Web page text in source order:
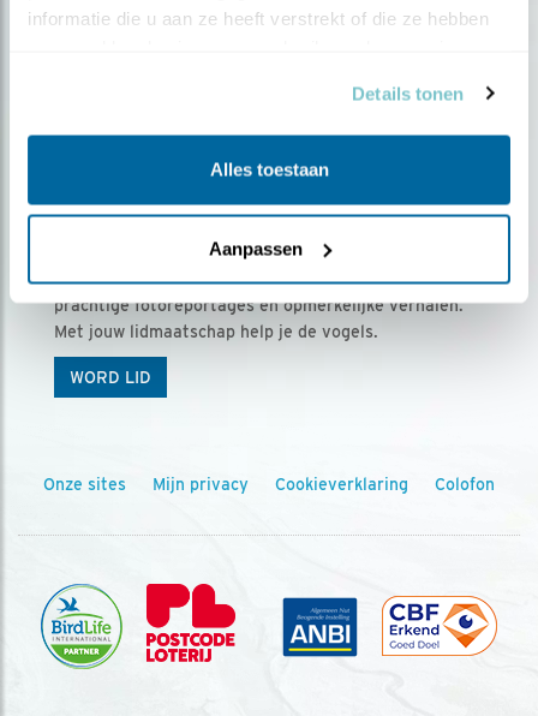
informatie die u aan ze heeft verstrekt of die ze hebben
Details tonen
Alles toestaan
Aanpassen
Ontvang 5 x Vogels voor € 36,00 per jaar
Vogels is het tijdschrift voor onze leden, met
prachtige fotoreportages en opmerkelijke verhalen.
Met jouw lidmaatschap help je de vogels.
WORD LID
Onze sites Mijn privacy Cookieverklaring Colofon